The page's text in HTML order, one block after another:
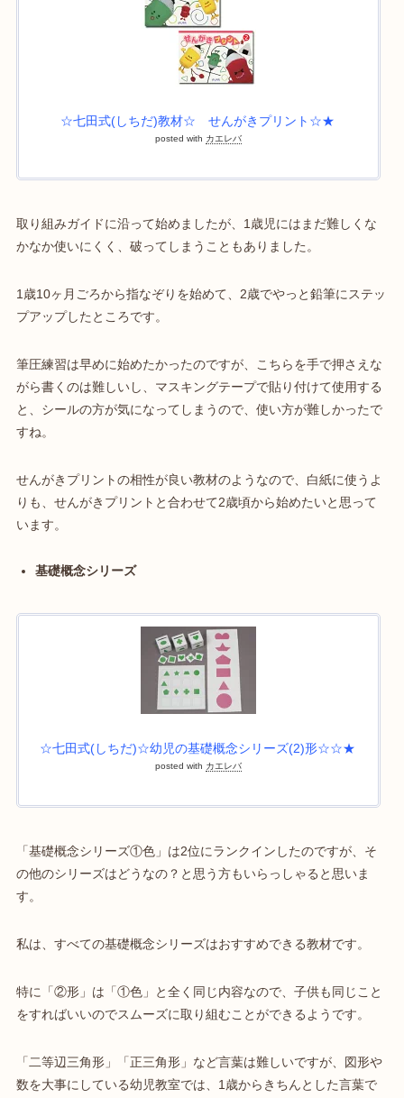
☆七田式(しちだ)教材☆ せんがきプリント☆★
posted with カエレバ
取り組みガイドに沿って始めましたが、1歳児にはまだ難しくな
かなか使いにくく、破ってしまうこともありました。
1歳10ヶ月ごろから指なぞりを始めて、2歳でやっと鉛筆にステッ
プアップしたところです。
筆圧練習は早めに始めたかったのですが、こちらを手で押さえな
がら書くのは難しいし、マスキングテープで貼り付けて使用する
と、シールの方が気になってしまうので、使い方が難しかったで
すね。
せんがきプリントの相性が良い教材のようなので、白紙に使うよ
りも、せんがきプリントと合わせて2歳頃から始めたいと思って
います。
基礎概念シリーズ
☆七田式(しちだ)☆幼児の基礎概念シリーズ(2)形☆☆★
posted with カエレバ
「基礎概念シリーズ①色」は2位にランクインしたのですが、そ
の他のシリーズはどうなの？と思う方もいらっしゃると思いま
す。
私は、すべての基礎概念シリーズはおすすめできる教材です。
特に「②形」は「①色」と全く同じ内容なので、子供も同じこと
をすればいいのでスムーズに取り組むことができるようです。
「二等辺三角形」「正三角形」など言葉は難しいですが、図形や
数を大事にしている幼児教室では、1歳からきちんとした言葉で